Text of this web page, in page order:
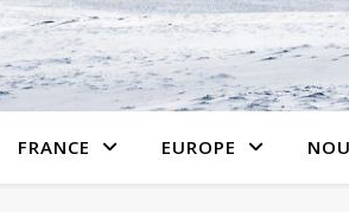
FRANCE EUROPE